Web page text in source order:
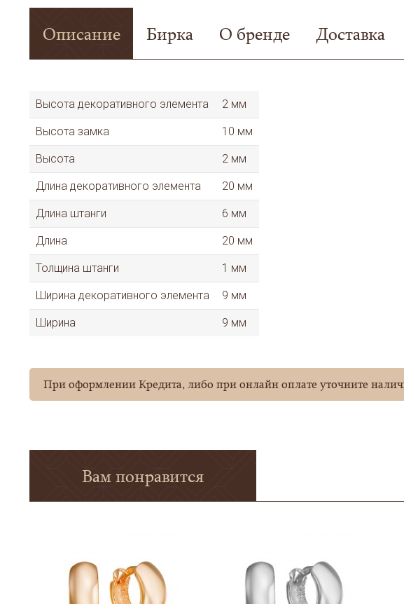
Описание Бирка О бренде Доставка
Высота декоративного элемента 2 мм
Высота замка 10 мм
Высота 2 мм
Длина декоративного элемента 20 мм
Длина штанги 6 мм
Длина 20 мм
Толщина штанги 1 мм
Ширина декоративного элемента 9 мм
Ширина 9 мм
При оформлении Кредита, либо при онлайн оплате уточните
Вам понравится